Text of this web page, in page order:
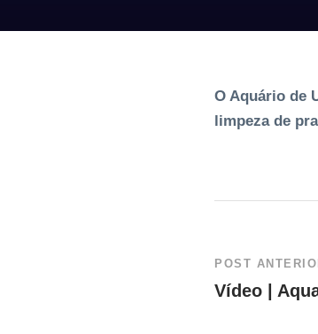
O Aquário de
limpeza de
POST
Vídeo |